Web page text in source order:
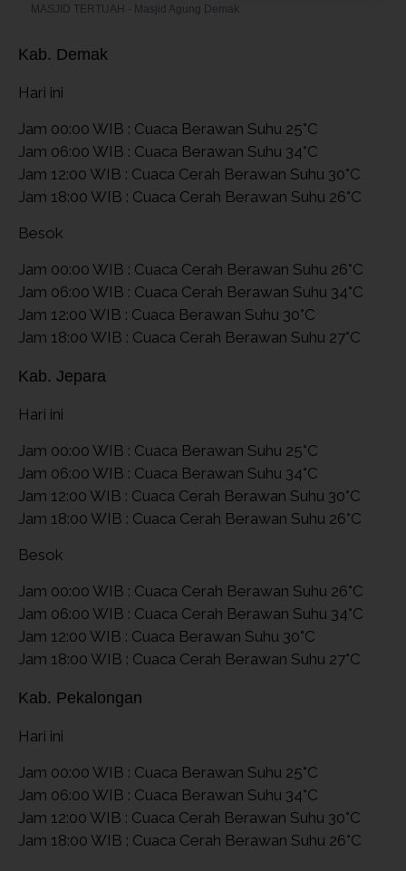
MASJID TERTUAH - Masjid Agung Demak
Kab. Demak
Hari ini
Jam 00:00 WIB : Cuaca Berawan Suhu 25°C
Jam 06:00 WIB : Cuaca Berawan Suhu 34°C
Jam 12:00 WIB : Cuaca Cerah Berawan Suhu 30°C
Jam 18:00 WIB : Cuaca Cerah Berawan Suhu 26°C
Besok
Jam 00:00 WIB : Cuaca Cerah Berawan Suhu 26°C
Jam 06:00 WIB : Cuaca Cerah Berawan Suhu 34°C
Jam 12:00 WIB : Cuaca Berawan Suhu 30°C
Jam 18:00 WIB : Cuaca Cerah Berawan Suhu 27°C
Kab. Jepara
Hari ini
Jam 00:00 WIB : Cuaca Berawan Suhu 25°C
Jam 06:00 WIB : Cuaca Berawan Suhu 34°C
Jam 12:00 WIB : Cuaca Cerah Berawan Suhu 30°C
Jam 18:00 WIB : Cuaca Cerah Berawan Suhu 26°C
Besok
Jam 00:00 WIB : Cuaca Cerah Berawan Suhu 26°C
Jam 06:00 WIB : Cuaca Cerah Berawan Suhu 34°C
Jam 12:00 WIB : Cuaca Berawan Suhu 30°C
Jam 18:00 WIB : Cuaca Cerah Berawan Suhu 27°C
Kab. Pekalongan
Hari ini
Jam 00:00 WIB : Cuaca Berawan Suhu 25°C
Jam 06:00 WIB : Cuaca Berawan Suhu 34°C
Jam 12:00 WIB : Cuaca Cerah Berawan Suhu 30°C
Jam 18:00 WIB : Cuaca Cerah Berawan Suhu 26°C